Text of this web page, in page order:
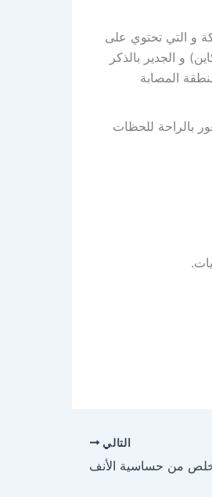
و التي تحتوي على
و الجدير بالذكر
المصابة
بالراحة للحظات
التالي